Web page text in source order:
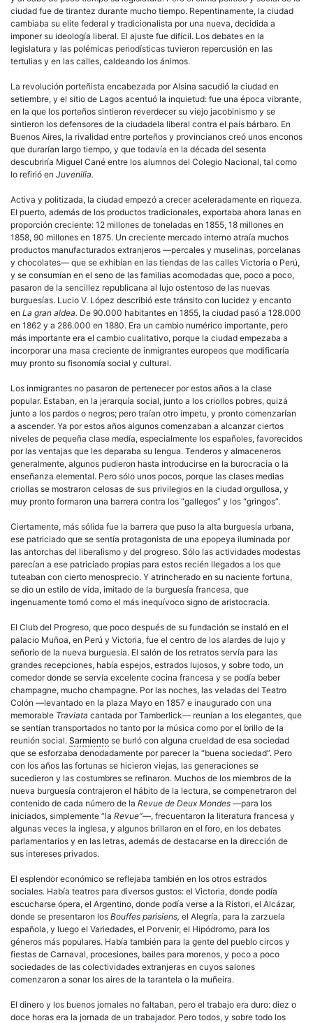
ciudad fue de tirantez durante mucho tiempo. Repentinamente, la ciudad
cambiaba su elite federal y tradicionalista por una nueva, decidida a
imponer su ideología liberal. El ajuste fue difícil. Los debates en la
legislatura y las polémicas periodísticas tuvieron repercusión en las
tertulias y en las calles, caldeando los ánimos.
La revolución porteñista encabezada por Alsina sacudió la ciudad en
setiembre, y el sitio de Lagos acentuó la inquietud: fue una época vibrante,
en la que los porteños sintieron reverdecer su viejo jacobinismo y se
sintieron los defensores de la ciudadela liberal contra el país bárbaro. En
Buenos Aires, la rivalidad entre porteños y provincianos creó unos enconos
que durarían largo tiempo, y que todavía en la década del sesenta
descubriría Miguel Cané entre los alumnos del Colegio Nacional, tal como
lo refirió en Juvenilia.
Activa y politizada, la ciudad empezó a crecer aceleradamente en riqueza.
El puerto, además de los productos tradicionales, exportaba ahora lanas en
proporción creciente: 12 millones de toneladas en 1855, 18 millones en
1858, 90 millones en 1875. Un creciente mercado interno atraía muchos
productos manufacturados extranjeros —percales y muselinas, porcelanas
y chocolates— que se exhibían en las tiendas de las calles Victoria o Perú,
y se consumían en el seno de las familias acomodadas que, poco a poco,
pasaron de la sencillez republicana al lujo ostentoso de las nuevas
burguesías. Lucio V. López describió este tránsito con lucidez y encanto
en La gran aldea. De 90.000 habitantes en 1855, la ciudad pasó a 128.000
en 1862 y a 286.000 en 1880. Era un cambio numérico importante, pero
más importante era el cambio cualitativo, porque la ciudad empezaba a
incorporar una masa creciente de inmigrantes europeos que modificaría
muy pronto su fisonomía social y cultural.
Los inmigrantes no pasaron de pertenecer por estos años a la clase
popular. Estaban, en la jerarquía social, junto a los criollos pobres, quizá
junto a los pardos o negros; pero traían otro ímpetu, y pronto comenzarían
a ascender. Ya por estos años algunos comenzaban a alcanzar ciertos
niveles de pequeña clase medía, especialmente los españoles, favorecidos
por las ventajas que les deparaba su lengua. Tenderos y almaceneros
generalmente, algunos pudieron hasta introducirse en la burocracia o la
enseñanza elemental. Pero sólo unos pocos, porque las clases medias
criollas se mostraron celosas de sus privilegios en la ciudad orgullosa, y
muy pronto formaron una barrera contra los “gallegos” y los “gringos”.
Ciertamente, más sólida fue la barrera que puso la alta burguesía urbana,
ese patriciado que se sentía protagonista de una epopeya iluminada por
las antorchas del liberalismo y del progreso. Sólo las actividades modestas
parecían a ese patriciado propias para estos recién llegados a los que
tuteaban con cierto menosprecio. Y atrincherado en su naciente fortuna,
se dio un estilo de vida, imitado de la burguesía francesa, que
ingenuamente tomó como el más inequívoco signo de aristocracia.
El Club del Progreso, que poco después de su fundación se instaló en el
palacio Muñoa, en Perú y Victoria, fue el centro de los alardes de lujo y
señorío de la nueva burguesía. El salón de los retratos servía para las
grandes recepciones, había espejos, estrados lujosos, y sobre todo, un
comedor donde se servía excelente cocina francesa y se podía beber
champagne, mucho champagne. Por las noches, las veladas del Teatro
Colón —levantado en la plaza Mayo en 1857 e inaugurado con una
memorable Traviata cantada por Tamberlick— reunían a los elegantes, que
se sentían transportados no tanto por la música como por el brillo de la
reunión social. Sarmiento se burló con alguna crueldad de esa sociedad
que se esforzaba denodadamente por parecer la “buena sociedad”. Pero
con los años las fortunas se hicieron viejas, las generaciones se
sucedieron y las costumbres se refinaron. Muchos de los miembros de la
nueva burguesía contrajeron el hábito de la lectura, se compenetraron del
contenido de cada número de la Revue de Deux Mondes —para los
iniciados, simplemente “la Revue”—, frecuentaron la literatura francesa y
algunas veces la inglesa, y algunos brillaron en el foro, en los debates
parlamentarios y en las letras, además de destacarse en la dirección de
sus intereses privados.
El esplendor económico se reflejaba también en los otros estrados
sociales. Había teatros para diversos gustos: el Victoria, donde podía
escucharse ópera, el Argentino, donde podía verse a la Rístori, el Alcázar,
donde se presentaron los Bouffes parisiens, el Alegría, para la zarzuela
española, y luego el Variedades, el Porvenir, el Hipódromo, para los
géneros más populares. Había también para la gente del pueblo circos y
fiestas de Carnaval, procesiones, bailes para morenos, y poco a poco
sociedades de las colectividades extranjeras en cuyos salones
comenzaron a sonar los aires de la tarantela o la muñeira.
El dinero y los buenos jornales no faltaban, pero el trabajo era duro: diez o
doce horas era la jornada de un trabajador. Pero todos, y sobre todo los